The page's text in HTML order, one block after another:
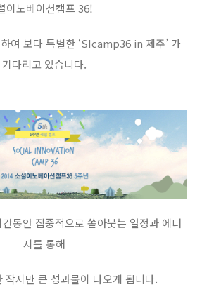
이노베이션캠프 36!
여 보다 특별한 ‘SIcamp36 in 제주’ 가
기다리고 있습니다.
동안 집중적으로 쏟아붓는 열정과 에너
지를 통해
작지만 큰 성과물이 나오게 됩니다.